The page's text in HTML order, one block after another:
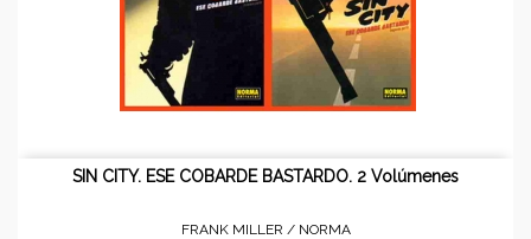
SIN CITY. ESE COBARDE BASTARDO. 2 Volúmenes
FRANK MILLER / NORMA